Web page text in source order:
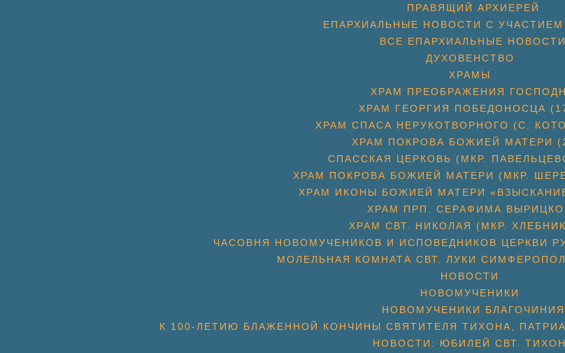
ПРАВЯЩИЙ АРХИЕРЕЙ
ЕПАРХИАЛЬНЫЕ НОВОСТИ С УЧАСТИЕМ
ВСЕ ЕПАРХИАЛЬНЫЕ НОВОСТИ
ДУХОВЕНСТВО
ХРАМЫ
ХРАМ ПРЕОБРАЖЕНИЯ
ХРАМ ГЕОРГИЯ ПОБЕДОНОСЦА
ХРАМ СПАСА НЕРУКОТВОРНОГО (С.
ХРАМ ПОКРОВА БОЖИЕЙ МАТЕРИ
СПАССКАЯ ЦЕРКОВЬ (МКР.
ХРАМ ПОКРОВА БОЖИЕЙ МАТЕРИ (МКР.
ХРАМ ИКОНЫ БОЖИЕЙ МАТЕРИ
ХРАМ ПРП. СЕРАФИМА
ХРАМ СВТ. НИКОЛАЯ (МКР.
ЧАСОВНЯ НОВОМУЧЕНИКОВ И ИСПОВЕДНИКОВ ЦЕРКВИ
МОЛЕЛЬНАЯ КОМНАТА СВТ. ЛУКИ
НОВОСТИ
НОВОМУЧЕНИКИ
НОВОМУЧЕНИКИ БЛАГОЧИНИЯ
К 100-ЛЕТИЮ БЛАЖЕННОЙ КОНЧИНЫ СВЯТИТЕЛЯ ТИХОНА,
НОВОСТИ: ЮБИЛЕЙ СВТ.